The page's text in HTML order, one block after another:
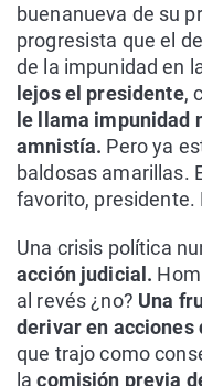
buenanueva de su
progresista que el
de la impunidad en
lejos el presidente,
le llama impunidad
amnistía. Pero ya
baldosas amarillas.
favorito, presidente.
Una crisis política
acción judicial.
al revés ¿no? Una
derivar en acciones
que trajo como
lacomisión previa